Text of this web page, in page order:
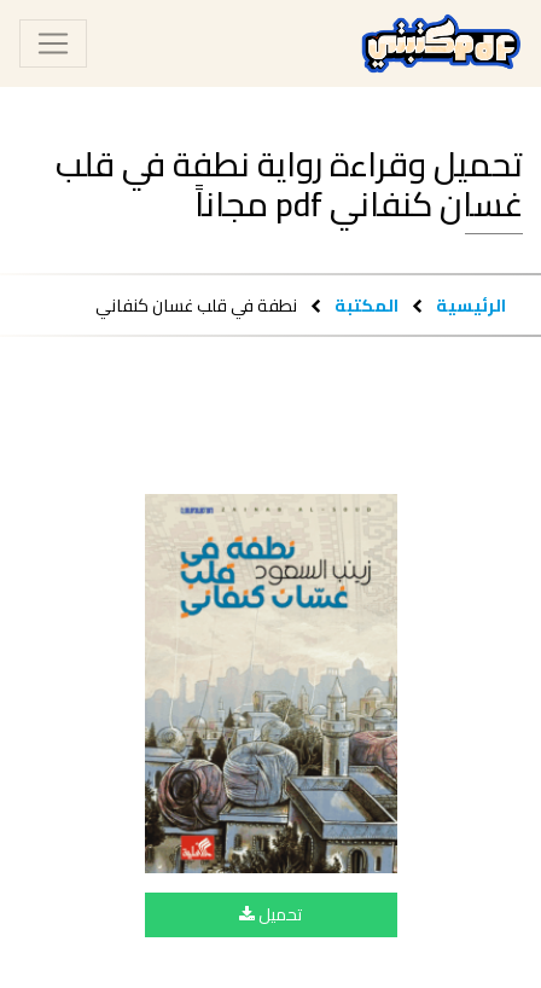
تحميل وقراءة رواية نطفة في قلب
غسان كنفاني pdf مجاناً
الرئيسية المكتبة نطفة في قلب غسان كنفاني
تحميل